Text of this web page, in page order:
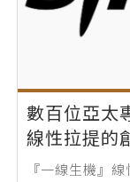
數百位亞太
線性拉提的
『一線生機』